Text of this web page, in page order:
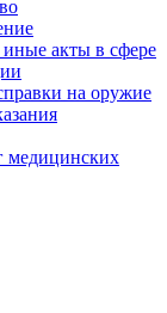
акты в сфере
на оружие
медицинскиx